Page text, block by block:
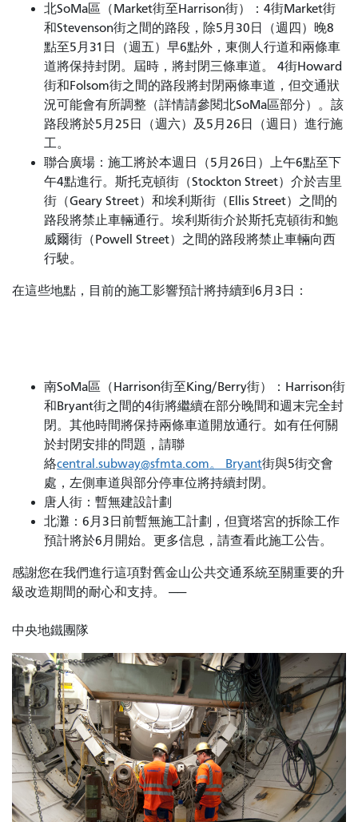
北SoMa區（Market街至Harrison街）：4街Market街
和Stevenson街之​​間的路段，除5月30日（週四）晚8
點至5月31日（週五）早6點外，東側人行道和兩條車
道將保持封閉。屆時，將封閉三條車道。 4街Howard
街和Folsom街之間的路段將封閉兩條車道，但交通狀
況可能會有所調整（詳情請參閱北SoMa區部分）。該
路段將於5月25日（週六）及5月26日（週日）進行施
工。
聯合廣場：施工將於本週日（5月26日）上午6點至下
午4點進行。斯托克頓街（Stockton Street）介於吉里
街（Geary Street）和埃利斯街（Ellis Street）之間的
路段將禁止車輛通行。埃利斯街介於斯托克頓街和鮑
威爾街（Powell Street）之間的路段將禁止車輛向西
行駛。
在這些地點，目前的施工影響預計將持續到6月3日：
南SoMa區（Harrison街至King/Berry街）：Harrison街
和Bryant街之間的4街將繼續在部分晚間和週末完全封
閉。其他時間將保持兩條車道開放通行。如有任何關
於封閉安排的問題，請聯
絡central.subway@sfmta.com。 Bryant街與5街交會
處，左側車道與部分停車位將持續封閉。
唐人街：暫無建設計劃
北灘：6月3日前暫無施工計劃，但寶塔宮的​​拆除工作
預計將於6月開始。更多信息，請查看此施工公告。
感謝您在我們進行這項對舊金山公共交通系統至關重要的升
級改造期間的耐心和支持。 ——
中央地鐵團隊